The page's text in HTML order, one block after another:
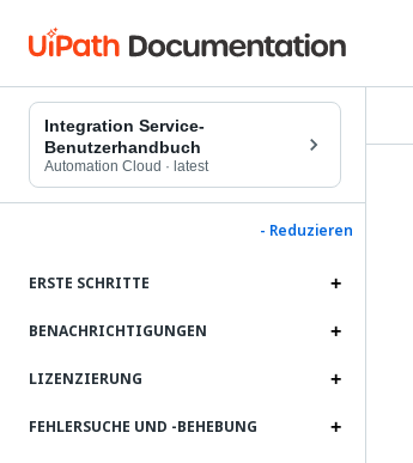
Integration Service-
Benutzerhandbuch
Automation Cloud · latest
- Reduzieren
ERSTE SCHRITTE
BENACHRICHTIGUNGEN
LIZENZIERUNG
FEHLERSUCHE UND ‑BEHEBUNG